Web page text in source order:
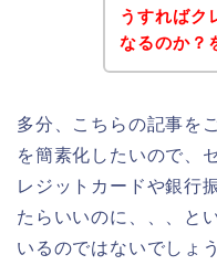
うすればク
なるのか？
多分、こちらの記事を
を簡素化したいので、
レジットカードや銀行
たらいいのに、、、と
いるのではないでしょ